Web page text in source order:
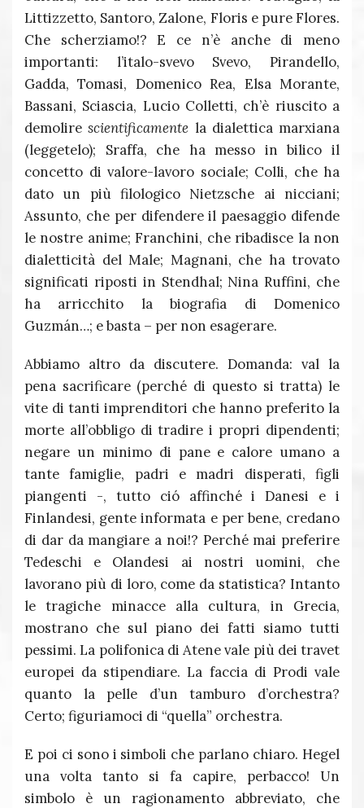
Littizzetto, Santoro, Zalone, Floris e pure Flores.
Che scherziamo!? E ce n’è anche di meno
importanti: l’italo-svevo Svevo, Pirandello,
Gadda, Tomasi, Domenico Rea, Elsa Morante,
Bassani, Sciascia, Lucio Colletti, ch’è riuscito a
demolirescientificamente la dialettica marxiana
(leggetelo); Sraffa, che ha messo in bilico il
concetto di valore-lavoro sociale; Colli, che ha
dato un più filologico Nietzsche ai nicciani;
Assunto, che per difendere il paesaggio difende
le nostre anime; Franchini, che ribadisce la non
dialetticità del Male; Magnani, che ha trovato
significati riposti in Stendhal; Nina Ruffini, che
ha arricchito la biografia di Domenico
Guzmán…; e basta – per non esagerare.
Abbiamo altro da discutere. Domanda: val la
pena sacrificare (perché di questo si tratta) le
vite di tanti imprenditori che hanno preferito la
morte all’obbligo di tradire i propri dipendenti;
negare un minimo di pane e calore umano a
tante famiglie, padri e madri disperati, figli
piangenti -, tutto ció affinché i Danesi e i
Finlandesi, gente informata e per bene, credano
di dar da mangiare a noi!? Perché mai preferire
Tedeschi e Olandesi ai nostri uomini, che
lavorano più di loro, come da statistica? Intanto
le tragiche minacce alla cultura, in Grecia,
mostrano che sul piano dei fatti siamo tutti
pessimi. La polifonica di Atene vale più dei travet
europei da stipendiare. La faccia di Prodi vale
quanto la pelle d’un tamburo d’orchestra?
Certo; figuriamoci di “quella” orchestra.
E poi ci sono i simboli che parlano chiaro. Hegel
una volta tanto si fa capire, perbacco! Un
simbolo è un ragionamento abbreviato, che